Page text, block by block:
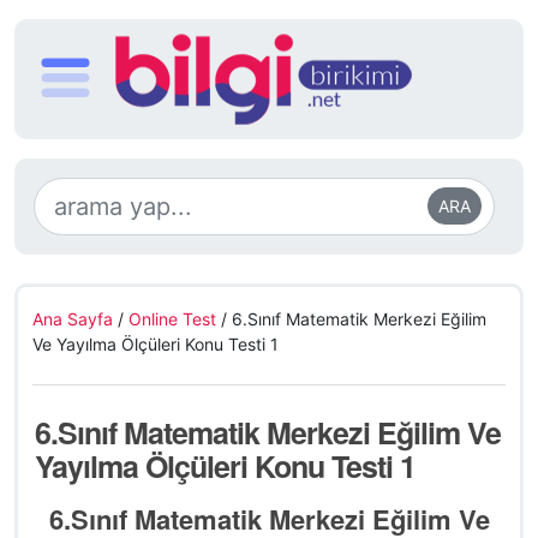
ARA
Ana Sayfa / Online Test / 6.Sınıf Matematik Merkezi Eğilim
Ve Yayılma Ölçüleri Konu Testi 1
6.Sınıf Matematik Merkezi Eğilim Ve
Yayılma Ölçüleri Konu Testi 1
6.Sınıf Matematik Merkezi Eğilim Ve